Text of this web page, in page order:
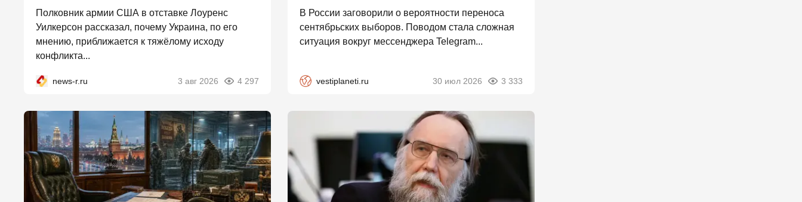
Полковник армии США в отставке Лоуренс
Уилкерсон рассказал, почему Украина, по его
мнению, приближается к тяжёлому исходу
конфликта...
news-r.ru 3 авг 2026 4 297
В России заговорили о вероятности переноса
сентябрьских выборов. Поводом стала сложная
ситуация вокруг мессенджера Telegram...
vestiplaneti.ru 30 июл 2026 3 333